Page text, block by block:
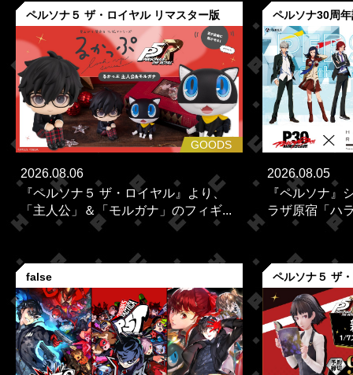
ペルソナ５ ザ・ロイヤル リマスター版
GOODS
2026.08.06
『ペルソナ５ ザ・ロイヤル』より、
「主人公」＆「モルガナ」のフィギ...
ペルソナ30周
2026.08.05
『ペルソナ』
ラザ原宿「ハ
false ペルソナ５ ザ